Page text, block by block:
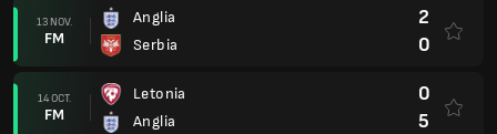
13 NOV.
FM
Anglia
Serbia
2
0
14 OCT.
FM
Letonia
Anglia
0
5